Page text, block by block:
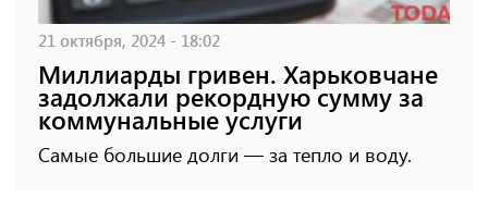
21 октября, 2024 - 18:02
Миллиарды гривен. Харьковчане
задолжали рекордную сумму за
коммунальные услуги
Самые большие долги — за тепло и воду.